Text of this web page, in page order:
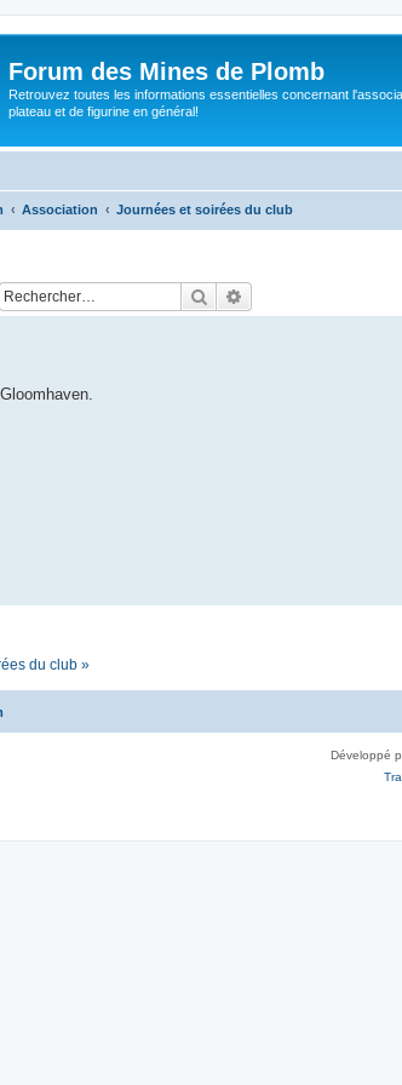
Forum des Mines de Plomb
Retrouvez toutes les informations essentielles concernant
plateau et de figurine en général!
Association Journées et soirées du club
Rechercher
du club »
Développé